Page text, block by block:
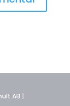
AB |